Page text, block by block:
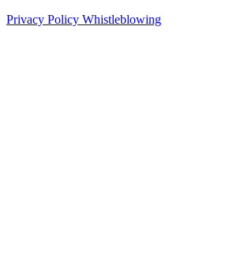
Privacy Policy Whistleblowing